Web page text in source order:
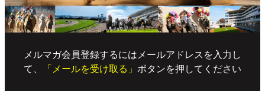
メルマガ会員登録するにはメールアドレスを入力し
て、
「メールを受け取る」 ボタンを押してください